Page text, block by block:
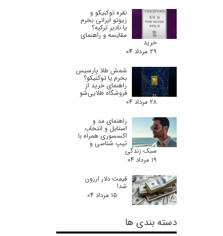
نقره توکنیکو و
زیوتو ایرانی بخرم
یا نادیر ترکیه؟
مقایسه و راهنمای
خرید
۲۹ مرداد ۰۴
شمش طلا پارسیس
بخرم یا توکنیکو؟
راهنمای خرید از
فروشگاه طلایی‌شو
۲۸ مرداد ۰۴
راهنمای مد و
استایل و انتخاب
اکسسوری همراه با
تیپ شناسی و
سبک زندگی
۱۹ مرداد ۰۴
قیمت دلار ارزون
شد!
۱۵ مرداد ۰۴
دسته بندی ها